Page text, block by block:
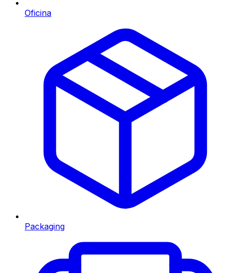
Oficina
Packaging